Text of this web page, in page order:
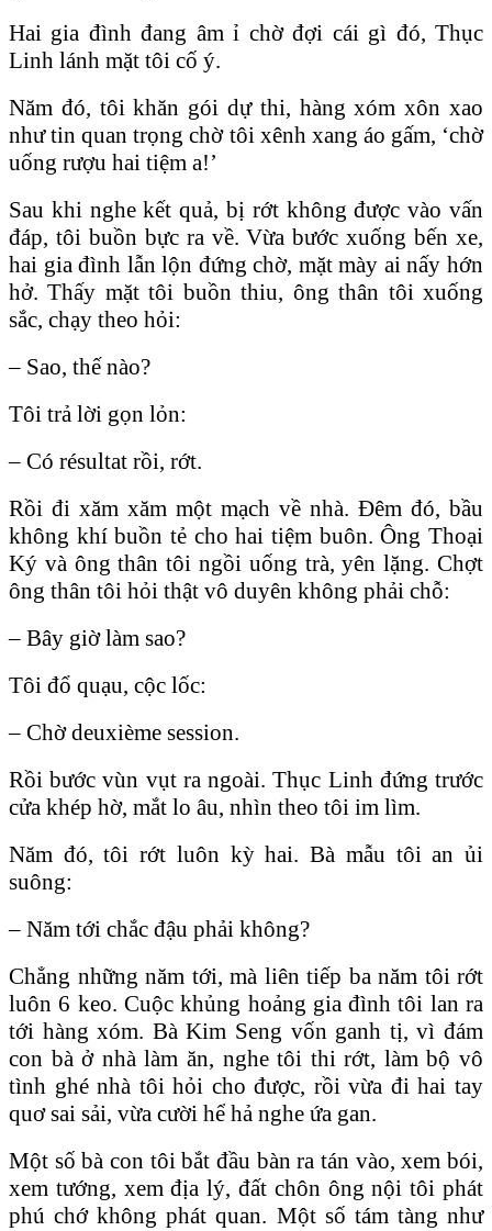
Hai gia đình đang âm ỉ chờ đợi cái gì đó, Thục
Linh lánh mặt tôi cố ý.
Năm đó, tôi khăn gói dự thi, hàng xóm xôn xao
như tin quan trọng chờ tôi xênh xang áo gấm, ‘chờ
uống rượu hai tiệm a!’
Sau khi nghe kết quả, bị rớt không được vào vấn
đáp, tôi buồn bực ra về. Vừa bước xuống bến xe,
hai gia đình lẫn lộn đứng chờ, mặt mày ai nấy hớn
hở. Thấy mặt tôi buồn thiu, ông thân tôi xuống
sắc, chạy theo hỏi:
– Sao, thế nào?
Tôi trả lời gọn lỏn:
– Có résultat rồi, rớt.
Rồi đi xăm xăm một mạch về nhà. Ðêm đó, bầu
không khí buồn tẻ cho hai tiệm buôn. Ông Thoại
Ký và ông thân tôi ngồi uống trà, yên lặng. Chợt
ông thân tôi hỏi thật vô duyên không phải chỗ:
– Bây giờ làm sao?
Tôi đổ quạu, cộc lốc:
– Chờ deuxième session.
Rồi bước vùn vụt ra ngoài. Thục Linh đứng trước
cửa khép hờ, mắt lo âu, nhìn theo tôi im lìm.
Năm đó, tôi rớt luôn kỳ hai. Bà mẫu tôi an ủi
suông:
– Năm tới chắc đậu phải không?
Chẳng những năm tới, mà liên tiếp ba năm tôi rớt
luôn 6 keo. Cuộc khủng hoảng gia đình tôi lan ra
tới hàng xóm. Bà Kim Seng vốn ganh tị, vì đám
con bà ở nhà làm ăn, nghe tôi thi rớt, làm bộ vô
tình ghé nhà tôi hỏi cho được, rồi vừa đi hai tay
quơ sai sải, vừa cười hể hả nghe ứa gan.
Một số bà con tôi bắt đầu bàn ra tán vào, xem bói,
xem tướng, xem địa lý, đất chôn ông nội tôi phát
phú chớ không phát quan. Một số tám tàng như